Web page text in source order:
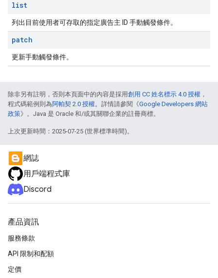
list
列出目前使用者可存取的指定廣告主 ID 手動觸發條件。
patch
更新手動觸發條件。
除非另有註明，否則本頁面中的內容是採用創用 CC 姓名標示 4.0 授權 ，
程式碼範例則為阿帕契 2.0 授權。詳情請參閱《Google Developers 網站
政策》。Java 是 Oracle 和/或其關聯企業的註冊商標。
上次更新時間：2025-07-25 (世界標準時間)。
網誌
用戶端程式庫
Discord
產品資訊
服務條款
API 限制和配額
定價